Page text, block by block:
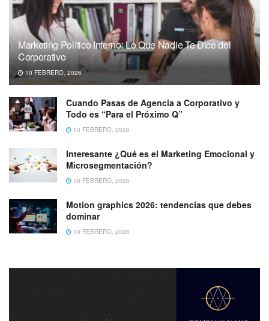
Marketing Político Interno: Lo Que Nadie Te Dice del
Corporativo
10 FEBRERO, 2026
Cuando Pasas de Agencia a Corporativo y
Todo es “Para el Próximo Q”
10 FEBRERO, 2026
Interesante ¿Qué es el Marketing Emocional y
Microsegmentación?
10 FEBRERO, 2026
Motion graphics 2026: tendencias que debes
dominar
10 FEBRERO, 2026